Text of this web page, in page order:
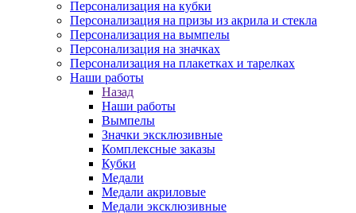
Персонализация на кубки
Персонализация на призы из акрила и стекла
Персонализация на вымпелы
Персонализация на значках
Персонализация на плакетках и тарелках
Наши работы
Назад
Наши работы
Вымпелы
Значки эксклюзивные
Комплексные заказы
Кубки
Медали
Медали акриловые
Медали эксклюзивные